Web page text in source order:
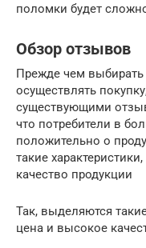
поломки будет
Обзор отзывов
Прежде чем
осуществлять
существующими
что потребители в
положительно о
такие
качество продукции
Так, выделяются
цена и высокое